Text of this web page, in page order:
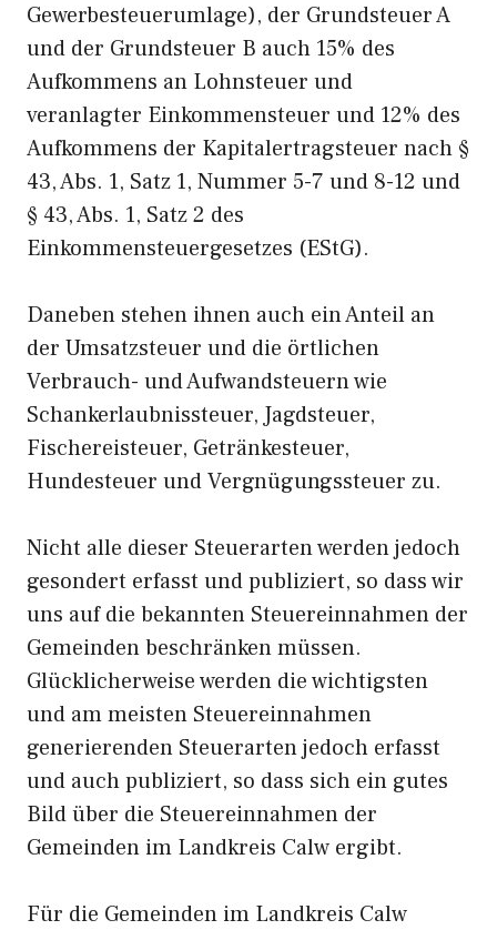
Gewerbesteuerumlage), der Grundsteuer A
und der Grundsteuer B auch 15% des
Aufkommens an Lohnsteuer und
veranlagter Einkommensteuer und 12% des
Aufkommens der Kapitalertragsteuer nach §
43, Abs. 1, Satz 1, Nummer 5-7 und 8-12 und
§ 43, Abs. 1, Satz 2 des
Einkommensteuergesetzes (EStG).
Daneben stehen ihnen auch ein Anteil an
der Umsatzsteuer und die örtlichen
Verbrauch- und Aufwandsteuern wie
Schankerlaubnissteuer, Jagdsteuer,
Fischereisteuer, Getränkesteuer,
Hundesteuer und Vergnügungssteuer zu.
Nicht alle dieser Steuerarten werden jedoch
gesondert erfasst und publiziert, so dass wir
uns auf die bekannten Steuereinnahmen der
Gemeinden beschränken müssen.
Glücklicherweise werden die wichtigsten
und am meisten Steuereinnahmen
generierenden Steuerarten jedoch erfasst
und auch publiziert, so dass sich ein gutes
Bild über die Steuereinnahmen der
Gemeinden im Landkreis Calw ergibt.
Für die Gemeinden im Landkreis Calw